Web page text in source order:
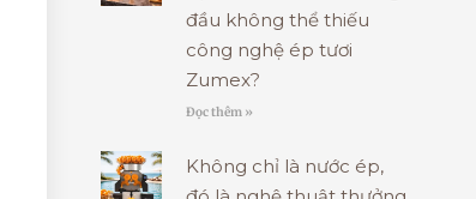
đầu không thể thiếu
công nghệ ép tươi
Zumex?
Đọc thêm »
Không chỉ là nước ép,